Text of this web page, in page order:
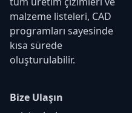
malzeme listeleri, CAD
programları sayesinde
kısa sürede
oluşturulabilir.
Bize Ulaşın